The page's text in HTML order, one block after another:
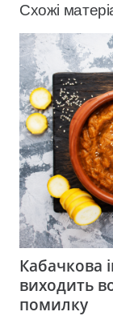
Схожі
Кабачкова
виходить
помилку